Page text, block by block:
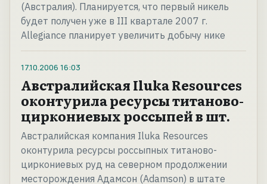
(Австралия). Планируется, что первый никель
будет получен уже в III квартале 2007 г.
Allegiance планирует увеличить добычу нике
17.10.2006 16:03
Австралийская Iluka Resources
оконтурила ресурсы титаново-
циркониевых россыпей в шт.
Австралийская компания Iluka Resources
оконтурила ресурсы россыпных титаново-
циркониевых руд на северном продолжении
месторождения Адамсон (Adamson) в штате